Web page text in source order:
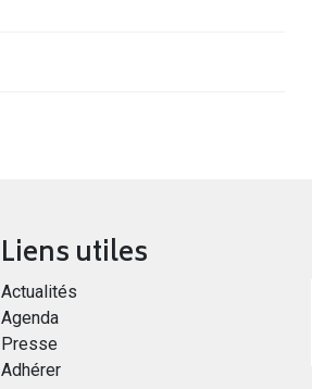
Liens utiles
Actualités
Agenda
Presse
Adhérer